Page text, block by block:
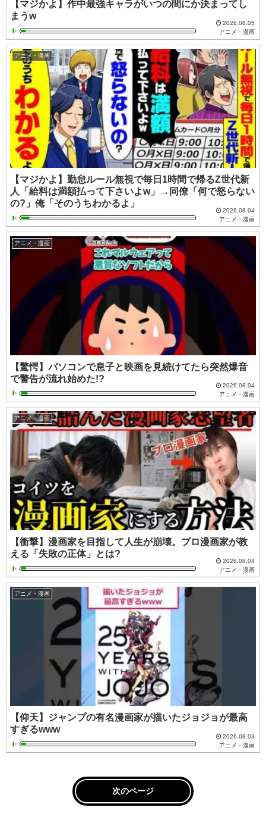
【マジかよ】作中最強キャラがいつの間にか決まってし
まうw
2026.08.05
アニメ・漫画
アニメ・漫画
【マジかよ】勤怠ルール無視で毎日1時間で帰るZ世代新
人「給料は満額払って下さいよw」→同僚「何で怒らない
の?」俺「そのうちわかるよ」
2026.08.04
アニメ・漫画
アニメ・漫画
【驚愕】パソコンで息子と映画を見続けてたら突然爆音
で警告が流れ始めた!?
2026.08.04
アニメ・漫画
アニメ・漫画
【衝撃】漫画家を目指して人生が崩壊。プロ漫画家が教
える「失敗の正体」とは?
2026.08.04
アニメ・漫画
アニメ・漫画
【仰天】ジャンプの有名漫画家が描いたジョジョが最高
すぎるwww
2026.08.03
アニメ・漫画
次のページ